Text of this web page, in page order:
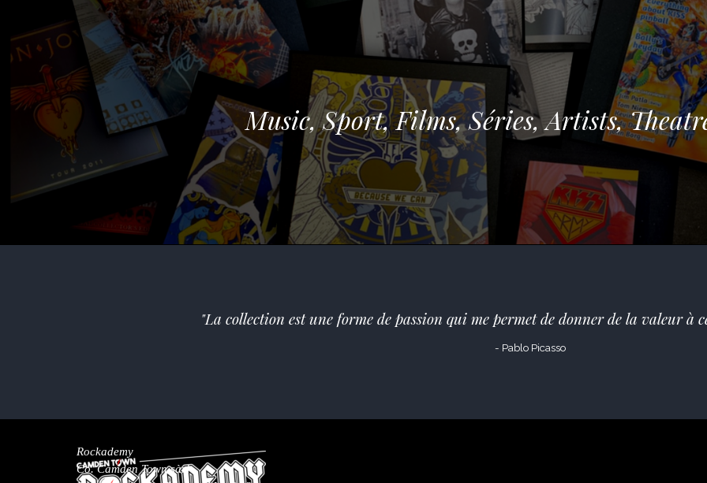
Music, Sport, Films, Séries, Artists,
"La collection est une forme de passion qui me permet de donner de la valeur à
- Pablo Picasso
Rockademy
Co. Camden Town sàrl